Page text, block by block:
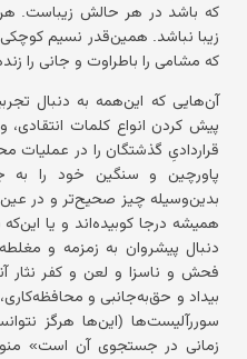
که باشد در هر حالش زیباست.
زیبا نباشد. همین‌قدر نسیم
که مشامی را باطراوت و جانی را
آن‌هایی که این‌همه به دنبال
پیش کردن انواع کلمات
قراردادیِ گذشتگان را در عملیات
پاورچین و سنگین خود را به
بدین‌وسیله چیز صحیح‌تر و در عین
همیشه درجا کوبیده‌اند و یا
دنبال پیشروان به زمزمه و
فحش و ناسزا و لعن و کفر نثار
بیداد و حق‌به‌جانبی و
سوررآلیست‌ها (این‌ها هرگز
زمانی در جستجوی آن است»